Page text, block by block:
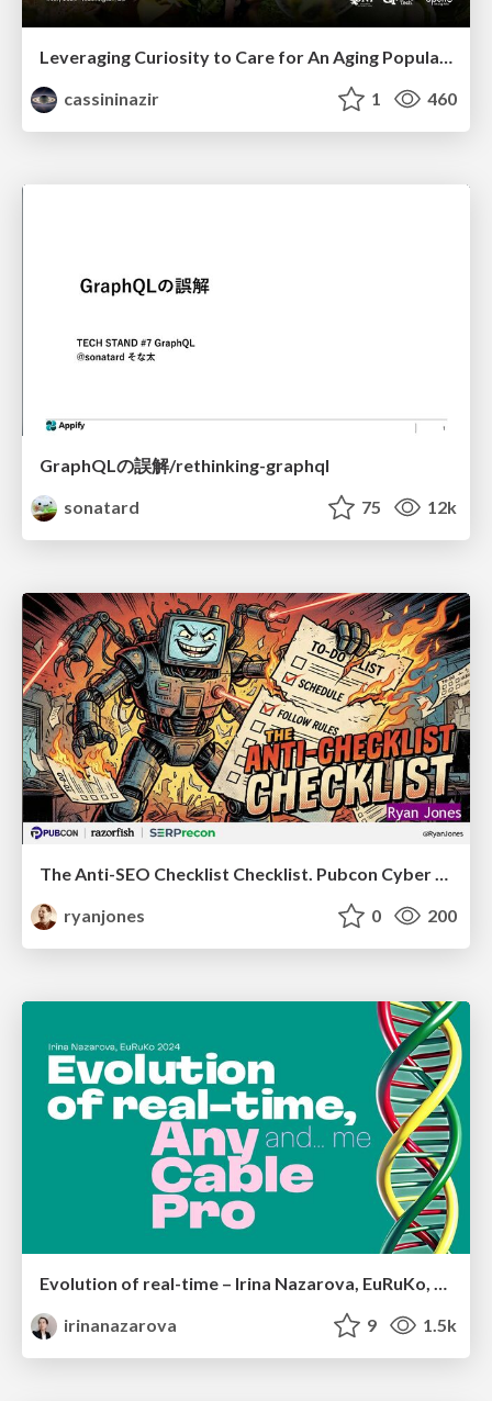
cassininazir
1 460
GraphQLの誤解/rethinking-graphql
sonatard
75 12k
The Anti-SEO Checklist Checklist. Pubcon Cyber Week
ryanjones
0 200
Evolution of real-time – Irina Nazarova, EuRuKo, 2024
irinanazarova
9 1.5k